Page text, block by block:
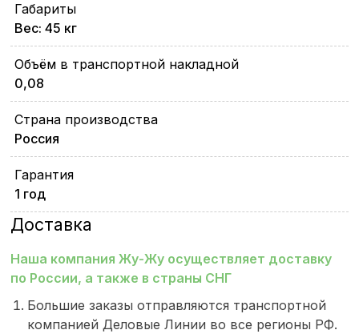
Габариты
Вес: 45 кг
Объём в транспортной накладной
0,08
Страна производства
Россия
Гарантия
1 год
Доставка
Наша компания Жу-Жу осуществляет доставку
по России, а также в страны СНГ
Большие заказы отправляются транспортной
компанией Деловые Линии во все регионы РФ.